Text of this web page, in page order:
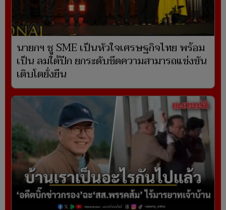
นายกฯ ชู SME เป็นหัวใจเศรษฐกิจไทย พร้อม
เป็น ลมใต้ปีก ยกระดับขีดความสามารถแข่งขัน
เติบโตยั่งยืน